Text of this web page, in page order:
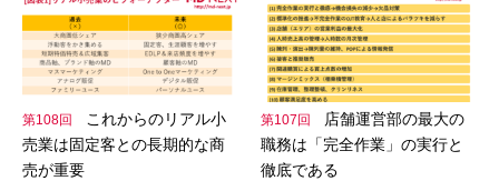
第108回
これからのリアル小
売業は固定客との長期的な商
売が重要
第107回
店舗運営部の最大の
職務は「完全作業」の実行と
徹底である